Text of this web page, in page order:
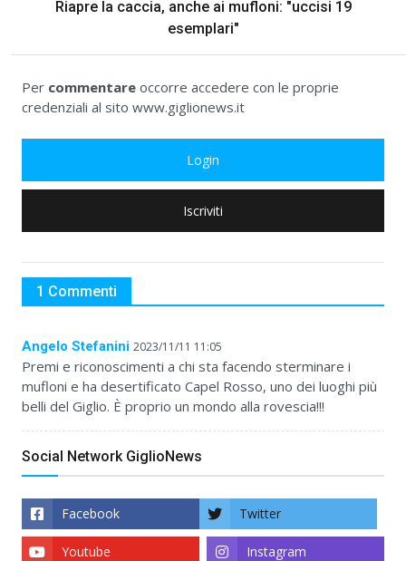
Riapre la caccia, anche ai mufloni: "uccisi 19
esemplari"
Per commentare occorre accedere con le proprie
credenziali al sito www.giglionews.it
Login
Iscriviti
1 Commenti
Angelo Stefanini 2023/11/11 11:05
Premi e riconoscimenti a chi sta facendo sterminare i
mufloni e ha desertificato Capel Rosso, uno dei luoghi più
belli del Giglio. È proprio un mondo alla rovescia!!!
Social Network GiglioNews
Facebook Twitter
Instagram
Youtube